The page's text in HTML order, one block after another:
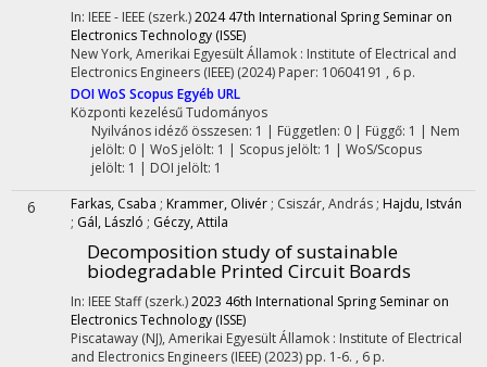
In: IEEE - IEEE (szerk.)2024 47th International Spring Seminar on
Electronics Technology (ISSE)
New York, Amerikai Egyesült Államok : Institute of Electrical and
Electronics Engineers (IEEE) (2024) Paper: 10604191 , 6 p.
DOIWoS Scopus Egyéb URL
Központi kezelésűTudományos
Nyilvános idéző összesen: 1 | Független: 0 | Függő: 1 | Nem
jelölt: 0 | WoS jelölt: 1 | Scopus jelölt: 1 | WoS/Scopus
jelölt: 1 | DOI jelölt: 1
6 Farkas, Csaba ; Krammer, Olivér ; Csiszár, András ; Hajdu, István
; Gál, László ; Géczy, Attila
Decomposition study of sustainable
biodegradable Printed Circuit Boards
In: IEEE Staff (szerk.)2023 46th International Spring Seminar on
Electronics Technology (ISSE)
Piscataway (NJ), Amerikai Egyesült Államok : Institute of Electrical
and Electronics Engineers (IEEE) (2023) pp. 1-6. , 6 p.